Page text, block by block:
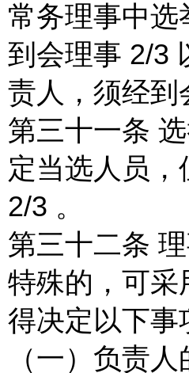
常务理事中
到会理事 2/3
责人，须经到
第三十一条
定当选人员
2/3 。
第三十二条
特殊的，可采
得决定以下事
（一）负责人